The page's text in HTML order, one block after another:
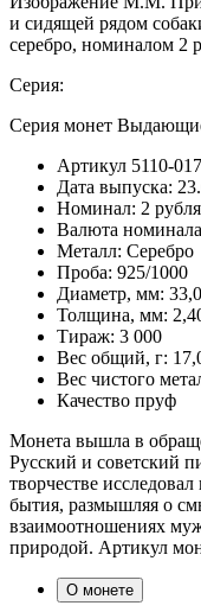
и сидящей рядом
серебро, номиналом 2
Серия:
Серия монет
Артикул 5110-
Дата выпуска:
Номинал: 2 рубля
Валюта
Металл: Серебро
Проба: 925/1000
Диаметр, мм:
Толщина, мм:
Тираж: 3 000
Вес общий, г:
Вес чистого
Качество пруф
Монета вышла в
Русский и советский
творчестве
бытия, размышляя о
взаимоотношениях
природой. Артикул
О монете